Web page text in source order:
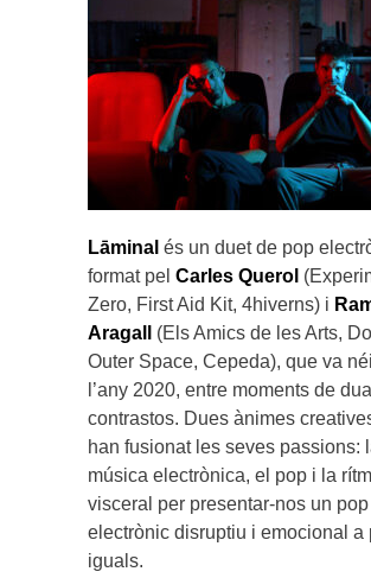
Lāminal és un duet de pop
format pel Carles Querol
Zero, First Aid Kit, 4hiverns) i
Aragall
(Els Amics de les Arts,
Outer Space, Cepeda), que va
l’any 2020, entre moments de
contrastos. Dues ànimes
han fusionat les seves passions:
música electrònica, el pop i la
visceral per presentar-nos un pop
electrònic disruptiu i emocional a
iguals.